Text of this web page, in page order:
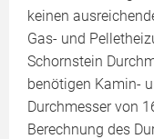
keinen
Gas- und
Schornstein
benötigen Kamin-
Durchmesser von
Berechnung des